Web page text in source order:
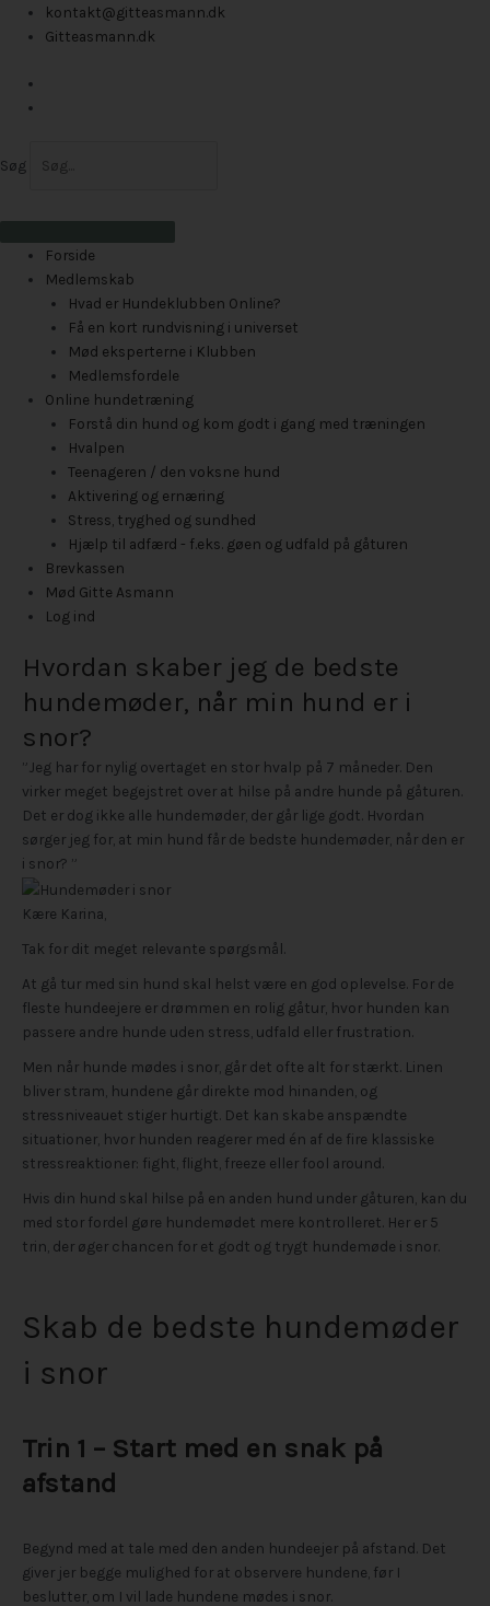
kontakt@gitteasmann.dk
Gitteasmann.dk
Søg
Forside
Medlemskab
Hvad er Hundeklubben Online?
Få en kort rundvisning i universet
Mød eksperterne i Klubben
Medlemsfordele
Online hundetræning
Forstå din hund og kom godt i gang med træningen
Hvalpen
Teenageren / den voksne hund
Aktivering og ernæring
Stress, tryghed og sundhed
Hjælp til adfærd - f.eks. gøen og udfald på gåturen
Brevkassen
Mød Gitte Asmann
Log ind
Hvordan skaber jeg de bedste
hundemøder, når min hund er i
snor?
”Jeg har for nylig overtaget en stor hvalp på 7 måneder. Den
virker meget begejstret over at hilse på andre hunde på gåturen.
Det er dog ikke alle hundemøder, der går lige godt. Hvordan
sørger jeg for, at min hund får de bedste hundemøder, når den er
i snor? ”
Kære Karina,
Tak for dit meget relevante spørgsmål.
At gå tur med sin hund skal helst være en god oplevelse. For de
fleste hundeejere er drømmen en rolig gåtur, hvor hunden kan
passere andre hunde uden stress, udfald eller frustration.
Men når hunde mødes i snor, går det ofte alt for stærkt. Linen
bliver stram, hundene går direkte mod hinanden, og
stressniveauet stiger hurtigt. Det kan skabe anspændte
situationer, hvor hunden reagerer med én af de fire klassiske
stressreaktioner: fight, flight, freeze eller fool around.
Hvis din hund skal hilse på en anden hund under gåturen, kan du
med stor fordel gøre hundemødet mere kontrolleret. Her er 5
trin, der øger chancen for et godt og trygt hundemøde i snor.
Skab de bedste hundemøder
i snor
Trin 1 – Start med en snak på
afstand
Begynd med at tale med den anden hundeejer på afstand. Det
giver jer begge mulighed for at observere hundene, før I
beslutter, om I vil lade hundene mødes i snor.